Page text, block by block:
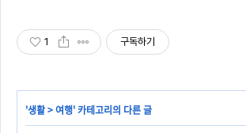
1 구독하기
'생활>여행' 카테고리의 다른 글